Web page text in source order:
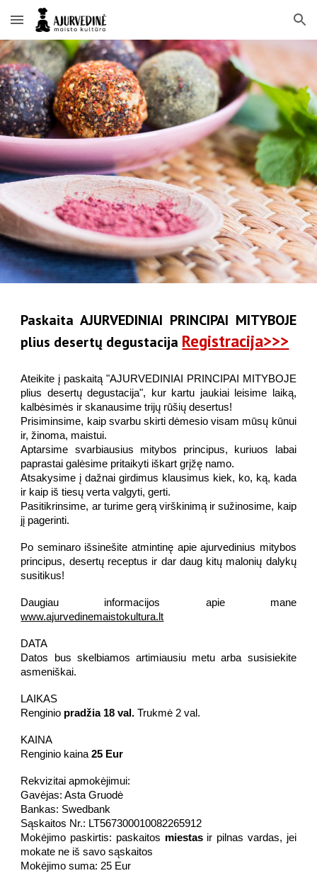
Skip to main content Skip to navigation
Paskaita AJURVEDINIAI PRINCIPAI MITYBOJE
plius desertų degustacija Registracija>>>
Ateikite į paskaitą "AJURVEDINIAI PRINCIPAI MITYBOJE
plius desertų degustacija", kur kartu jaukiai leisime laiką,
kalbėsimės ir skanausime trijų rūšių desertus!
Prisiminsime, kaip svarbu skirti dėmesio visam mūsų kūnui
ir, žinoma, maistui.
Aptarsime svarbiausius mitybos principus, kuriuos labai
paprastai galėsime pritaikyti iškart grįžę namo.
Atsakysime į dažnai girdimus klausimus kiek, ko, ką, kada
ir kaip iš tiesų verta valgyti, gerti.
Pasitikrinsime, ar turime gerą virškinimą ir sužinosime, kaip
jį pagerinti.
Po seminaro išsinešite atmintinę apie ajurvedinius mitybos
principus, desertų receptus ir dar daug kitų malonių dalykų
susitikus!
Daugiau informacijos apie mane
www.ajurvedinemaistokultura.lt
DATA
Datos bus skelbiamos artimiausiu metu arba susisiekite
asmeniškai.
LAIKAS
Renginio pradžia 18 val.Trukmė 2 val.
KAINA
Renginio kaina25 Eur
Rekvizitai apmokėjimui:
Gavėjas: Asta Gruodė
Bankas: Swedbank
Sąskaitos Nr.: LT567300010082265912
Mokėjimo paskirtis: paskaitos miestas ir pilnas vardas, jei
mokate ne iš savo sąskaitos
Mokėjimo suma: 25 Eur